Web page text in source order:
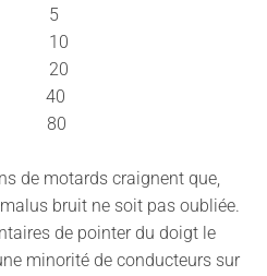
5
de motards craignent que,
bruit ne soit pas oubliée.
de pointer du doigt le
minorité de conducteurs sur